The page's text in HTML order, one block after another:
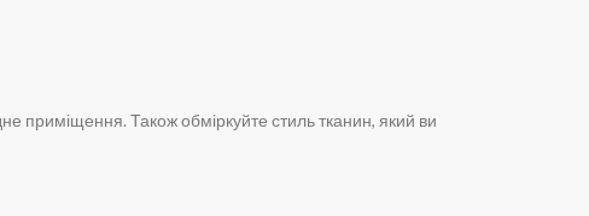
приміщення. Також обміркуйте стиль тканин, який ви